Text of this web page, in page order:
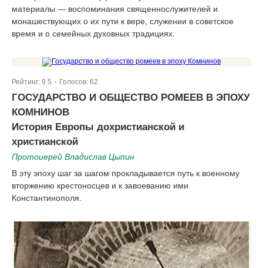
материалы — воспоминания священнослужителей и
монашествующих о их пути к вере, служении в советское
время и о семейных духовных традициях.
Рейтинг: 9.5 Голосов: 62
ГОСУДАРСТВО И ОБЩЕСТВО РОМЕЕВ В ЭПОХУ
КОМНИНОВ
История Европы дохристианской и
христианской
Протоиерей Владислав Цыпин
В эту эпоху шаг за шагом прокладывается путь к военному
вторжению крестоносцев и к завоеванию ими
Константинополя.